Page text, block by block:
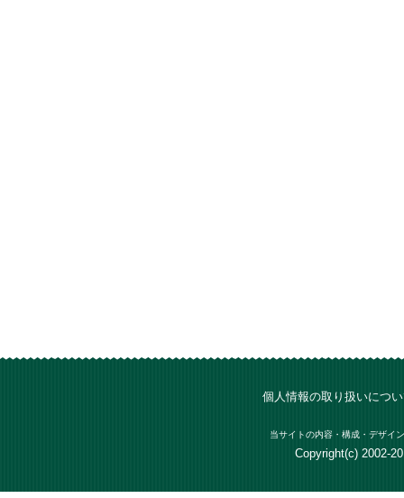
個人情報の取り扱いにつ
当サイトの内容・構成・デザイ
Copyright(c) 2002-